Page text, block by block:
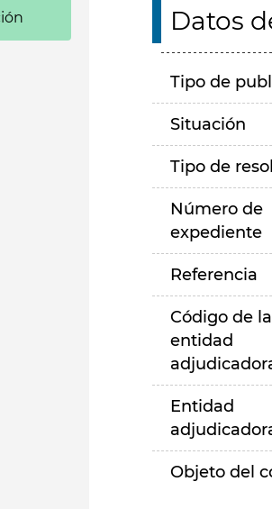
Datos
Tipo de
Situación
Tipo de
Número de
expediente
Referencia
Código de la
entidad
Entidad
Objeto del